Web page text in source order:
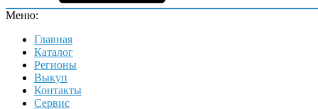
Меню:
Главная
Каталог
Регионы
Выкуп
Контакты
Сервис